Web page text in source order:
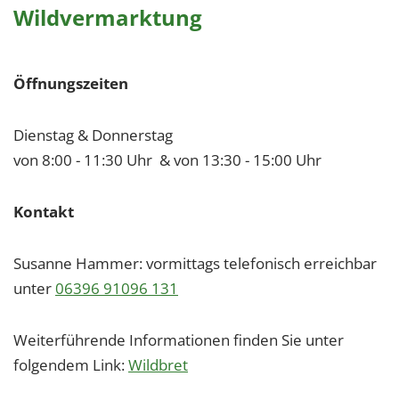
Wildvermarktung
Öffnungszeiten
Dienstag & Donnerstag
von 8:00 - 11:30 Uhr & von 13:30 - 15:00 Uhr
Kontakt
Susanne Hammer: vormittags telefonisch erreichbar
unter06396 91096 131
Weiterführende Informationen finden Sie unter
folgendem Link:Wildbret